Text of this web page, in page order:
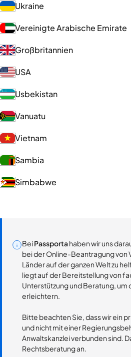
Ukraine
Vereinigte Arabische Emirate
Großbritannien
USA
Usbekistan
Vanuatu
Vietnam
Sambia
Simbabwe
BeiPassportahaben wir uns
bei der Online-Beantragung von
Länder auf der ganzen Welt zu
liegt auf der Bereitstellung von
Unterstützung und Beratung, um
erleichtern.
Bitte beachten Sie, dass wir ein
und nicht mit einer
Anwaltskanzlei verbunden sind.
Rechtsberatung an.